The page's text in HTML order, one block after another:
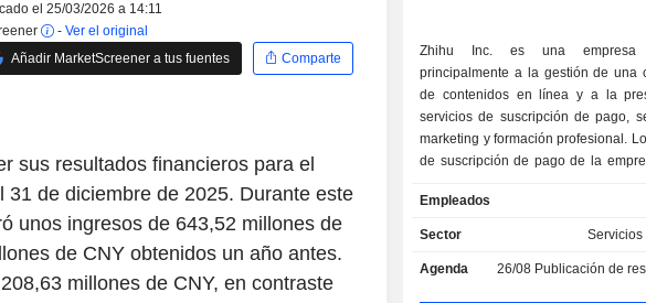
el 25/03/2026 a 14:11
- Ver el original
Añadir MarketScreener a tus fuentes
Comparte
sus resultados financieros para el
31 de diciembre de 2025. Durante este
unos ingresos de 643,52 millones de
de CNY obtenidos un año antes.
millones de CNY, en contraste
Zhihu Inc. es una empresa
principalmente a la gestión de una
de contenidos en línea y a la
servicios de suscripción de pago,
marketing y formación profesional.
de suscripción de pago de la
acceso a contenidos premium, como
y obras de teatro radiofónicas. Los
publicitarios y servicios de
Empleados
Sector Servicios
Agenda 26/08 Publicación de